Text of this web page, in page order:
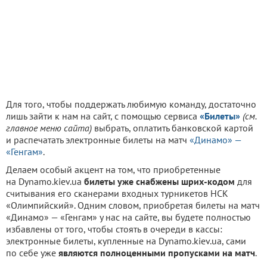
Для того, чтобы поддержать любимую команду, достаточно
лишь зайти к нам на сайт, с помощью сервиса «Билеты» (см.
главное меню сайта) выбрать, оплатить банковской картой
и распечатать электронные билеты на матч «Динамо» —
«Генгам».
Делаем особый акцент на том, что приобретенные
на Dynamo.kiev.ua билеты уже снабжены шрих-кодом для
считывания его сканерами входных турникетов НСК
«Олимпийский». Одним словом, приобретая билеты на матч
«Динамо» — «Генгам» у нас на сайте, вы будете полностью
избавлены от того, чтобы стоять в очереди в кассы:
электронные билеты, купленные на Dynamo.kiev.ua, сами
по себе уже являются полноценными пропусками на матч.